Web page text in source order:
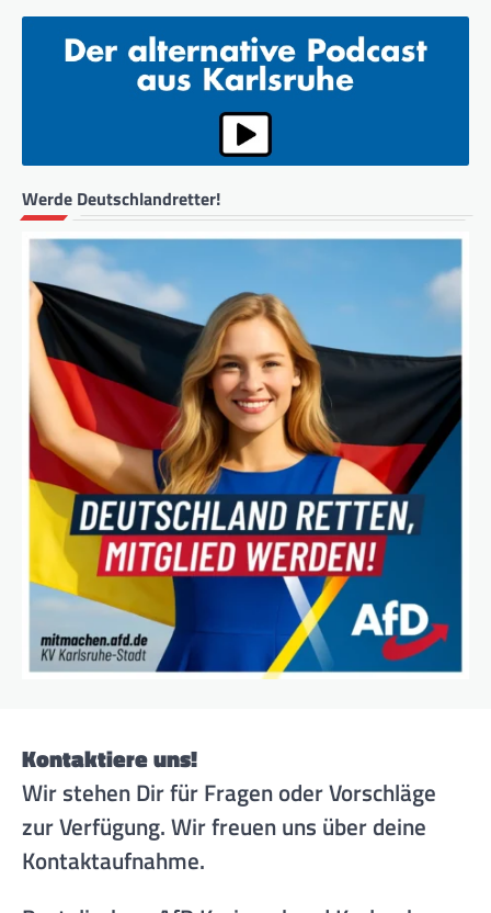
Werde Deutschlandretter!
Kontaktiere uns!
Wir stehen Dir für Fragen oder Vorschläge
zur Verfügung. Wir freuen uns über deine
Kontaktaufnahme.